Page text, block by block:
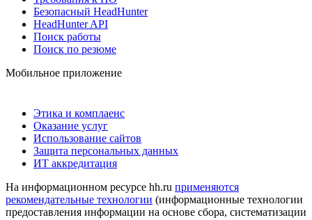
Безопасный HeadHunter
HeadHunter API
Поиск работы
Поиск по резюме
Мобильное приложение
Этика и комплаенс
Оказание услуг
Использование сайтов
Защита персональных данных
ИТ аккредитация
На информационном ресурсе hh.ru применяются
рекомендательные технологии (информационные технологии
предоставления информации на основе сбора, систематизации